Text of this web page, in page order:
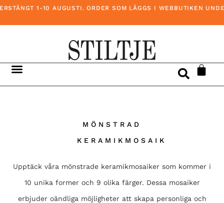
1-10 AUGUSTI. ORDER SOM LÄGGS I WEBBUTIKEN
MÖNSTRAD
KERAMIKMOSAIK
Upptäck våra mönstrade keramikmosaiker som kommer i
10 unika former och 9 olika färger. Dessa mosaiker
erbjuder oändliga möjligheter att skapa personliga och